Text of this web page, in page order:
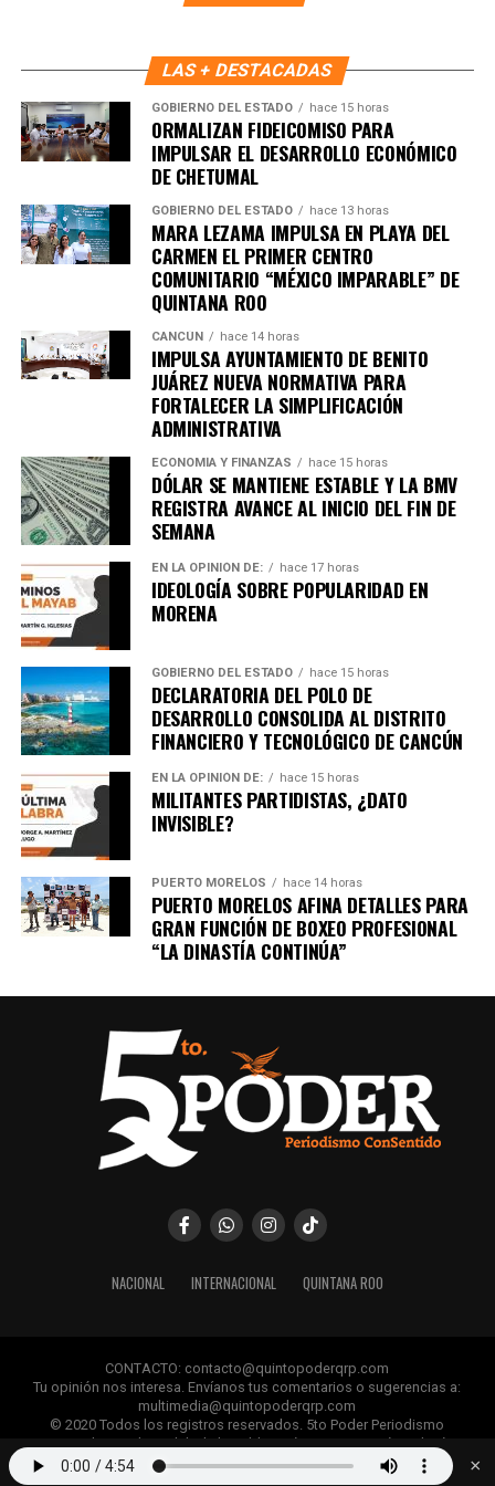
Eduardo Flores Jiménez, Oficial Mayor, como nuevo
integrante del COPLADEMUN y coordinador del Subcomité
Sectorial de Fortalecimiento Institucional.
Con estas acciones, el Gobierno de Playa del Carmen
reafirma su compromiso con una planeación estratégica,
transparente y participativa para consolidar un desarrollo
urbano ordenado y una infraestructura de calidad.
Fuente: 5to Poder Agencia de Noticias
Recibe las noticias al instante
Únete al canal oficial de WhatsApp de
Quinto Podery recibe las noticias más
importantes de Quintana Roo directamente
en tu teléfono.
Unirme al canal de WhatsApp
LAS + DESTACADAS
GOBIERNO DEL ESTADO hace 15 horas
ORMALIZAN FIDEICOMISO PARA
IMPULSAR EL DESARROLLO ECONÓMICO
DE CHETUMAL
GOBIERNO DEL ESTADO hace 13 horas
MARA LEZAMA IMPULSA EN PLAYA DEL
CARMEN EL PRIMER CENTRO
COMUNITARIO “MÉXICO IMPARABLE” DE
QUINTANA ROO
CANCÚN hace 14 horas
IMPULSA AYUNTAMIENTO DE BENITO
JUÁREZ NUEVA NORMATIVA PARA
FORTALECER LA SIMPLIFICACIÓN
ADMINISTRATIVA
ECONOMÍA Y FINANZAS hace 15 horas
DÓLAR SE MANTIENE ESTABLE Y LA BMV
REGISTRA AVANCE AL INICIO DEL FIN DE
SEMANA
EN LA OPINIÓN DE: hace 17 horas
IDEOLOGÍA SOBRE POPULARIDAD EN
MORENA
GOBIERNO DEL ESTADO hace 15 horas
DECLARATORIA DEL POLO DE
DESARROLLO CONSOLIDA AL DISTRITO
FINANCIERO Y TECNOLÓGICO DE CANCÚN
EN LA OPINIÓN DE: hace 15 horas
MILITANTES PARTIDISTAS, ¿DATO
INVISIBLE?
PUERTO MORELOS hace 14 horas
PUERTO MORELOS AFINA DETALLES PARA
GRAN FUNCIÓN DE BOXEO PROFESIONAL
“LA DINASTÍA CONTINÚA”
NACIONAL INTERNACIONAL QUINTANA ROO
CONTACTO: contacto@quintopoderqrp.com
Tu opinión nos interesa. Envíanos tus comentarios o sugerencias a:
multimedia@quintopoderqrp.com
© 2020 Todos los registros reservados. 5to Poder Periodismo
ConSentido Queda prohibida la publicación, retransmisión, edición y
cualquier uso de los contenidos sin permiso previo.
×